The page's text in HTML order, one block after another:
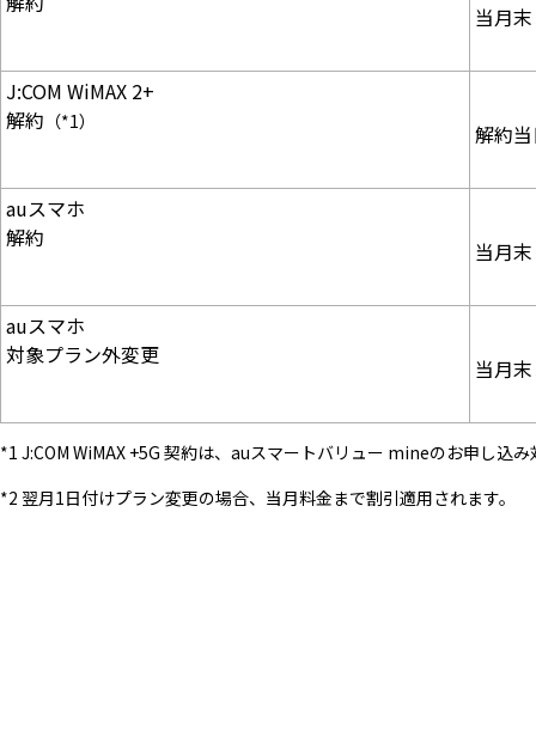
当月
J:COM WiMAX 2+
解約 （*1） 解約
auスマホ
解約
当月
auスマホ
対象プラン外変更
当月
*1 J:COM WiMAX +5G 契約は、auスマートバリュー mineのお申し込
*2 翌月1日付けプラン変更の場合、当月料金まで割引適用されます。